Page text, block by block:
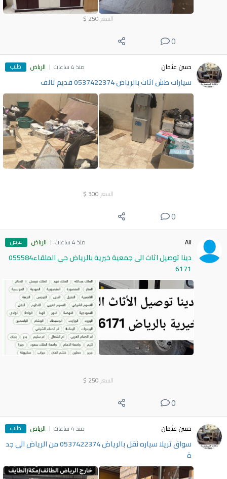
السعر 250
$
0
حسن عثمان منذ 4 ساعات الرياض طلب
سيارات طش اثاث بالرياض 0537422374 قديم تالف
السعر 300
$
0
Ail منذ 4 ساعات الرياض عرض
دينا توصيل اثاث الى جمعية خيرية بالرياض حي الملقاء055584
6171
السعر 250
$
0
حسن عثمان منذ 4 ساعات الرياض طلب
سواق تريلا سياره نقل بالرياض 0537422374 من الرياض الى جد
ة